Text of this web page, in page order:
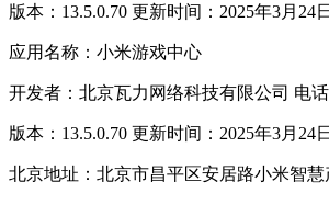
版本：13.5.0.70 更新时间：2025年3月24日
应用名称：小米游戏中心
开发者：北京瓦力网络科技有限公司 电话
版本：13.5.0.70 更新时间：2025年3月24日
北京地址：北京市昌平区安居路小米智慧